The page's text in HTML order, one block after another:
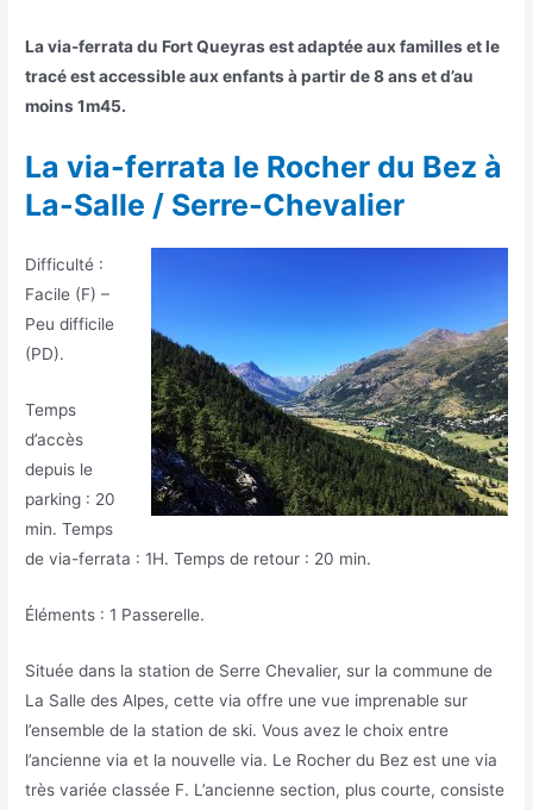
La via-ferrata du Fort Queyras est adaptée aux familles et le
tracé est accessible aux enfants à partir de 8 ans et d’au
moins 1m45.
La via-ferrata le Rocher du Bez à
La-Salle / Serre-Chevalier
Difficulté :
Facile (F) –
Peu difficile
(PD).
Temps
d’accès
depuis le
parking : 20
min. Temps
de via-ferrata : 1H. Temps de retour : 20 min.
Éléments : 1 Passerelle.
Située dans la station de Serre Chevalier, sur la commune de
La Salle des Alpes, cette via offre une vue imprenable sur
l’ensemble de la station de ski. Vous avez le choix entre
l’ancienne via et la nouvelle via. Le Rocher du Bez est une via
très variée classée F. L’ancienne section, plus courte, consiste